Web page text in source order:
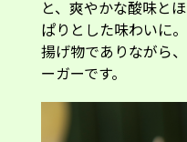
と、爽やかな酸味と
ぱりとした味わいに
揚げ物でありながら
ーガーです。